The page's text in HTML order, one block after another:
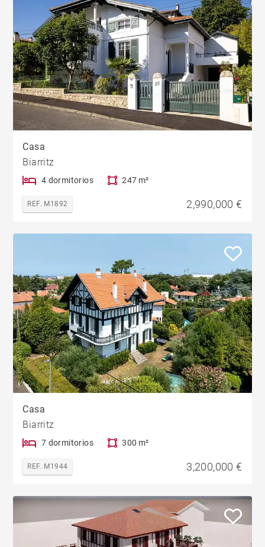
Casa
Biarritz
4 dormitorios 247 m²
REF. M1892 2,990,000 €
Casa
Biarritz
7 dormitorios 300 m²
REF. M1944 3,200,000 €